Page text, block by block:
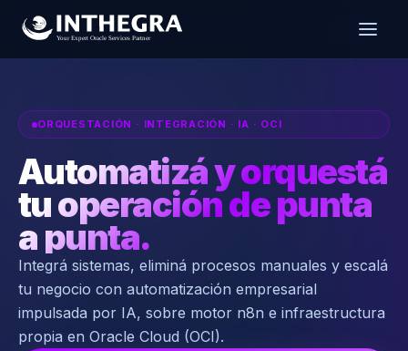
ORQUESTACIÓN · INTEGRACIÓN · IA · OCI
Automatizá y orquestá
tu operación de punta
a punta.
Integrá sistemas, eliminá procesos manuales y escalá
tu negocio con automatización empresarial
impulsada por IA, sobre motor n8n e infraestructura
propia en Oracle Cloud (OCI).